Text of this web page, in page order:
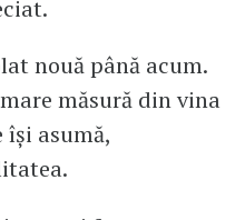
nouă până acum.
măsură din vina
își asumă,